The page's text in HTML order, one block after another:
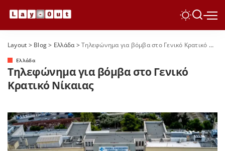
Layout > Blog> Ελλάδα>Τηλεφώνημα για βόμβα στο Γενικό Κρατικό Νίκαιας
Ελλάδα
Τηλεφώνημα για βόμβα στο Γενικό
Κρατικό Νίκαιας